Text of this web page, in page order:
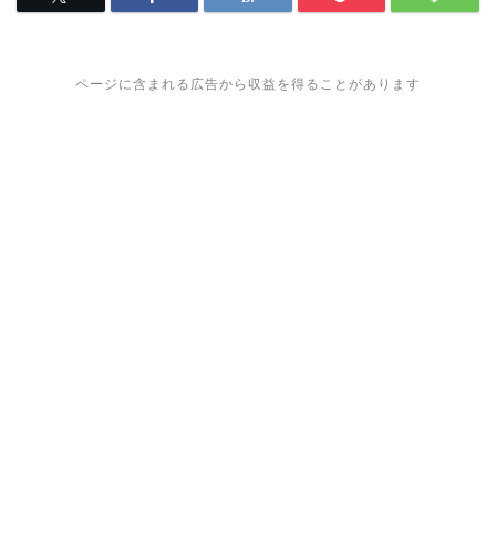
ページに含まれる広告から収益を得ることがあります